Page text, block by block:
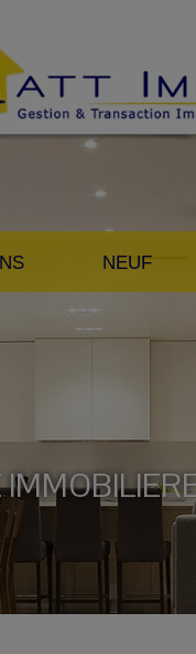
NEUF